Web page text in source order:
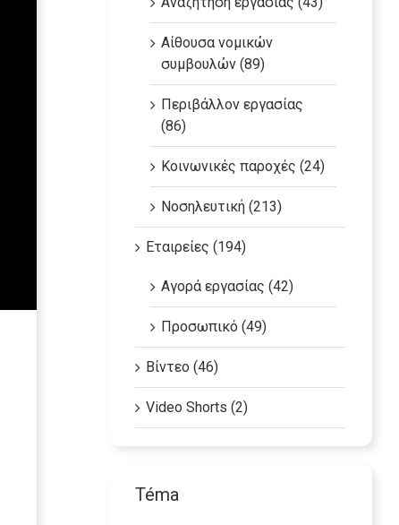
Αίθουσα νομικών
συμβουλών (89)
Περιβάλλον εργασίας
(86)
Κοινωνικές παροχές (24)
Νοσηλευτική (213)
Εταιρείες (194)
Αγορά εργασίας (42)
Προσωπικό (49)
Βίντεο (46)
Video Shorts (2)
Téma